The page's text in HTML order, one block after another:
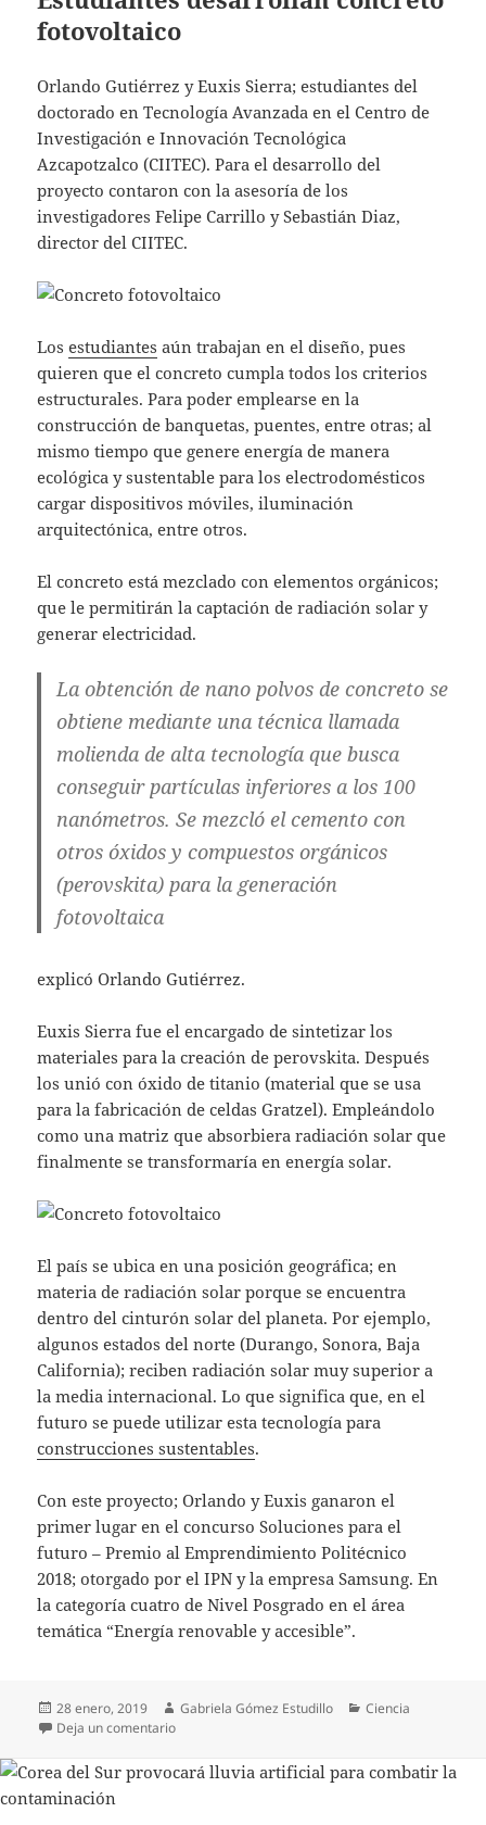
fotovoltaico
Orlando Gutiérrez y Euxis Sierra; estudiantes del
doctorado en Tecnología Avanzada en el Centro de
Investigación e Innovación Tecnológica
Azcapotzalco (CIITEC). Para el desarrollo del
proyecto contaron con la asesoría de los
investigadores Felipe Carrillo y Sebastián Diaz,
director del CIITEC.
Losestudiantes aún trabajan en el diseño, pues
quieren que el concreto cumpla todos los criterios
estructurales. Para poder emplearse en la
construcción de banquetas, puentes, entre otras; al
mismo tiempo que genere energía de manera
ecológica y sustentable para los electrodomésticos
cargar dispositivos móviles, iluminación
arquitectónica, entre otros.
El concreto está mezclado con elementos orgánicos;
que le permitirán la captación de radiación solar y
generar electricidad.
La obtención de nano polvos de concreto se
obtiene mediante una técnica llamada
molienda de alta tecnología que busca
conseguir partículas inferiores a los 100
nanómetros. Se mezcló el cemento con
otros óxidos y compuestos orgánicos
(perovskita) para la generación
fotovoltaica
explicó Orlando Gutiérrez.
Euxis Sierra fue el encargado de sintetizar los
materiales para la creación de perovskita. Después
los unió con óxido de titanio (material que se usa
para la fabricación de celdas Gratzel). Empleándolo
como una matriz que absorbiera radiación solar que
finalmente se transformaría en energía solar.
El país se ubica en una posición geográfica; en
materia de radiación solar porque se encuentra
dentro del cinturón solar del planeta. Por ejemplo,
algunos estados del norte (Durango, Sonora, Baja
California); reciben radiación solar muy superior a
la media internacional. Lo que significa que, en el
futuro se puede utilizar esta tecnología para
construcciones sustentables.
Con este proyecto; Orlando y Euxis ganaron el
primer lugar en el concurso Soluciones para el
futuro – Premio al Emprendimiento Politécnico
2018; otorgado por el IPN y la empresa Samsung. En
la categoría cuatro de Nivel Posgrado en el área
temática “Energía renovable y accesible”.
Publicado
el
28 enero, 2019 Autor
Gabriela Gómez Estudillo Categorías
Ciencia
Deja un comentarioen Concreto fotovoltaico: desarrollado por